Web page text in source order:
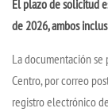
El plazo de solicitud
de 2026, ambos
La documentación
Centro, por correo
registro electrónico